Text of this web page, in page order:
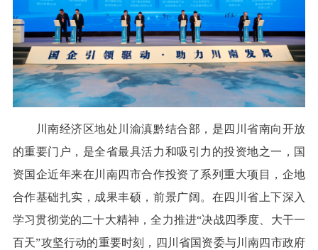
川南经济区地处川渝滇黔结合部，是四川省南向开放
的重要门户，是全省最具活力和吸引力的投资地之一，国
资国企近年来在川南四市合作投资了系列重大项目，企地
合作基础扎实，成果丰硕，前景广阔。在四川省上下深入
学习贯彻党的二十大精神，全力推进“决战四季度、大干一
百天”攻坚行动的重要时刻，四川省国资委与川南四市政府